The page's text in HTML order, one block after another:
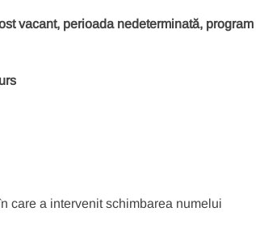
vacant, perioada nedeterminată, program
care a intervenit schimbarea numelui